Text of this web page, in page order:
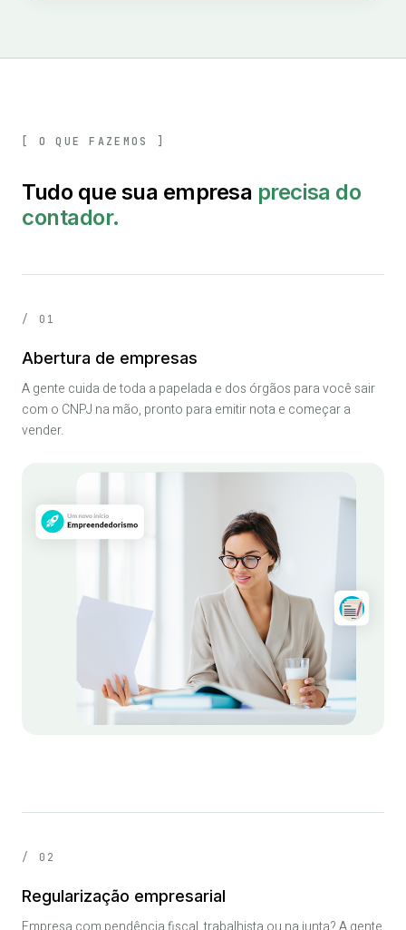
[ O QUE FAZEMOS ]
Tudo que sua empresa precisa do
contador.
/ 01
Abertura de empresas
A gente cuida de toda a papelada e dos órgãos para você sair
com o CNPJ na mão, pronto para emitir nota e começar a
vender.
/ 02
Regularização empresarial